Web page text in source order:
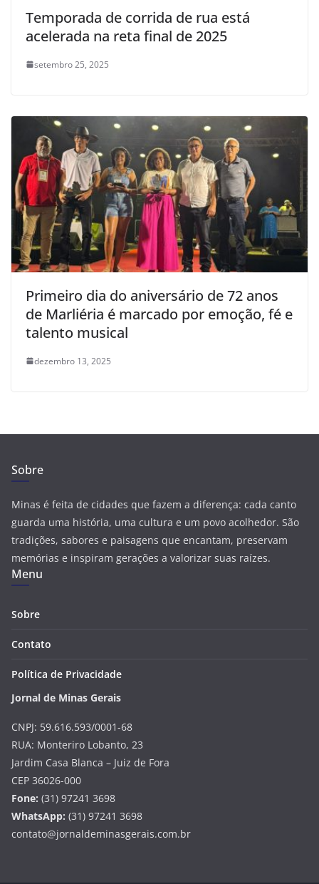
Temporada de corrida de rua está
acelerada na reta final de 2025
setembro 25, 2025
Primeiro dia do aniversário de 72 anos
de Marliéria é marcado por emoção, fé e
talento musical
dezembro 13, 2025
Sobre
Minas é feita de cidades que fazem a diferença: cada canto
guarda uma história, uma cultura e um povo acolhedor. São
tradições, sabores e paisagens que encantam, preservam
memórias e inspiram gerações a valorizar suas raízes.
Menu
Sobre
Contato
Política de Privacidade
Jornal de Minas Gerais
CNPJ: 59.616.593/0001-68
RUA: Monteriro Lobanto, 23
Jardim Casa Blanca – Juiz de Fora
CEP 36026-000
Fone: (31) 97241 3698
WhatsApp: (31) 97241 3698
contato@jornaldeminasgerais.com.br